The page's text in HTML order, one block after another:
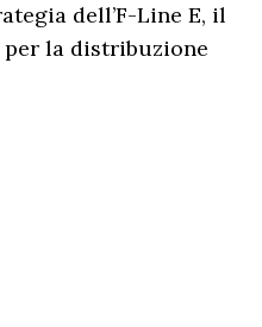
dell’F-Line E, il
la distribuzione